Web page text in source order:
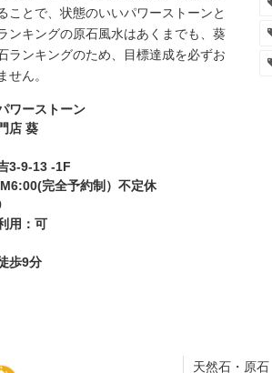
ことで、状態のいいパワーストーンと
ンキングの原石風水はあくまでも、葵
ランキングのため、目標達成を必ずお
せん。
ワーストーン
店 葵
3-9-13 -1F
完全予約制）不定休
用：可
歩9分
天然石・原石